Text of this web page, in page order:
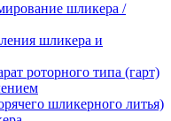
шликера /
шликера и
роторного типа (гарт)
шликерного литья)